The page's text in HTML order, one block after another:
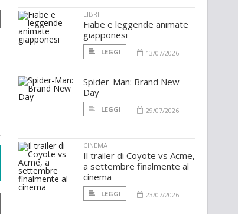
LIBRI
Fiabe e leggende animate
giapponesi
LEGGI 13/07/2026
Spider-Man: Brand New
Day
LEGGI 29/07/2026
CINEMA
Il trailer di Coyote vs Acme,
a settembre finalmente al
cinema
LEGGI 23/07/2026